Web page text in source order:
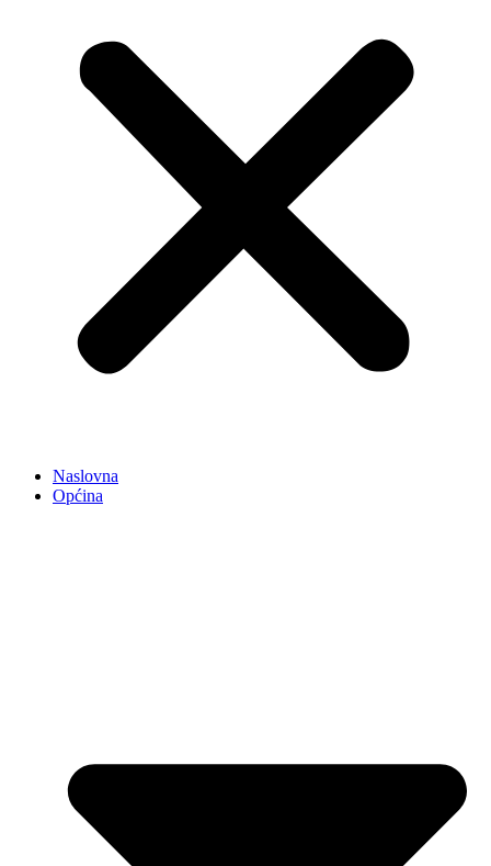
Naslovna
Općina